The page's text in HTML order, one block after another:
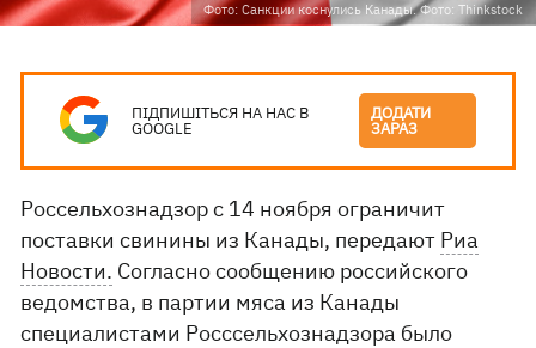
Фото: Санкции коснулись Канады. Фото: Thinkstock
ПІДПИШІТЬСЯ НА НАС В
GOOGLE
ДОДАТИ
ЗАРАЗ
Россельхознадзор с 14 ноября ограничит
поставки свинины из Канады, передают Риа
Новости. Согласно сообщению российского
ведомства, в партии мяса из Канады
специалистами Росссельхознадзора было